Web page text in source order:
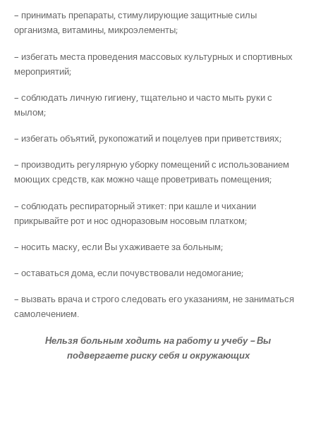
– принимать препараты, стимулирующие защитные силы
организма, витамины, микроэлементы;
– избегать места проведения массовых культурных и спортивных
мероприятий;
– соблюдать личную гигиену, тщательно и часто мыть руки с
мылом;
– избегать объятий, рукопожатий и поцелуев при приветствиях;
– производить регулярную уборку помещений с использованием
моющих средств, как можно чаще проветривать помещения;
– соблюдать респираторный этикет: при кашле и чихании
прикрывайте рот и нос одноразовым носовым платком;
– носить маску, если Вы ухаживаете за больным;
– оставаться дома, если почувствовали недомогание;
– вызвать врача и строго следовать его указаниям, не заниматься
самолечением.
Нельзя больным ходить на работу и учебу – Вы
подвергаете риску себя и окружающих